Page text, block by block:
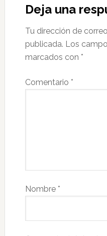
Deja una
Tu dirección de
publicada. Los
marcados con *
Comentario *
Nombre *